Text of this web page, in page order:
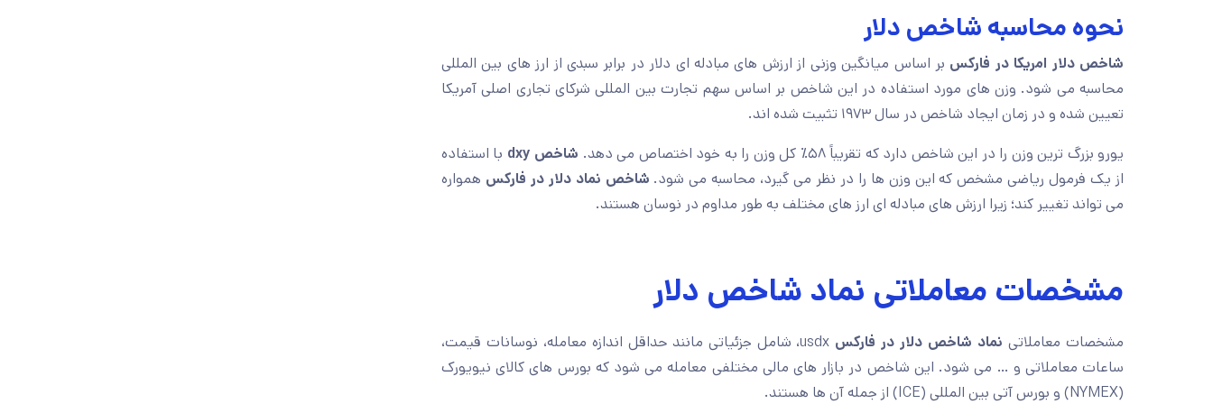
نحوه محاسبه شاخص دلار
شاخص دلار امریکا در فارکس بر اساس میانگین وزنی از ارزش های مبادله ای دلار در برابر سبدی از ارز های بین المللی
محاسبه می شود. وزن های مورد استفاده در این شاخص بر اساس سهم تجارت بین المللی شرکای تجاری اصلی آمریکا
تعیین شده و در زمان ایجاد شاخص در سال ۱۹۷۳ تثبیت شده اند.
یورو بزرگ ترین وزن را در این شاخص دارد که تقریباً ۵۸٪ کل وزن را به خود اختصاص می دهد.
شاخص dxy
با استفاده
از یک فرمول ریاضی مشخص که این وزن ها را در نظر می گیرد، محاسبه می شود. شاخص نماد دلار در فارکس همواره
می تواند تغییر کند؛ زیرا ارزش های مبادله ای ارز های مختلف به طور مداوم در نوسان هستند.
مشخصات معاملاتی نماد شاخص دلار
مشخصات معاملاتینماد شاخص دلار در فارکس
usdx، شامل جزئیاتی مانند حداقل اندازه معامله، نوسانات قیمت،
ساعات معاملاتی و … می شود. این شاخص در بازار های مالی مختلفی معامله می شود که بورس های کالای نیویورک
(NYMEX) و بورس آتی بین المللی (ICE) از جمله آن ها هستند.